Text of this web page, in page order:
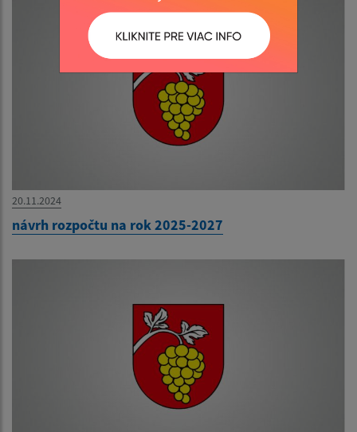
20.11.2024
návrh rozpočtu na rok 2025-2027